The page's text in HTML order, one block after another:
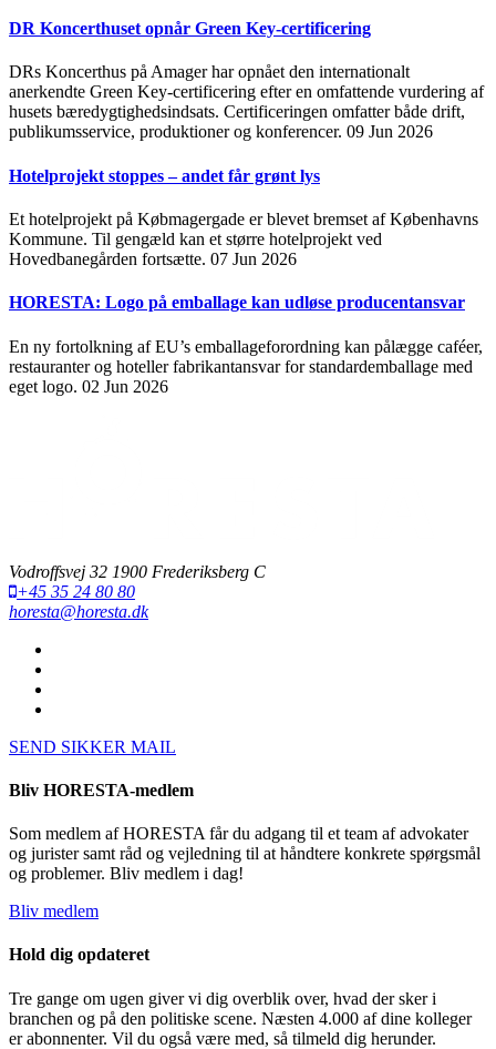
DR Koncerthuset opnår Green Key-certificering
DRs Koncerthus på Amager har opnået den internationalt
anerkendte Green Key-certificering efter en omfattende vurdering af
husets bæredygtighedsindsats. Certificeringen omfatter både drift,
publikumsservice, produktioner og konferencer. 09 Jun 2026
Hotelprojekt stoppes – andet får grønt lys
Et hotelprojekt på Købmagergade er blevet bremset af Københavns
Kommune. Til gengæld kan et større hotelprojekt ved
Hovedbanegården fortsætte. 07 Jun 2026
HORESTA: Logo på emballage kan udløse producentansvar
En ny fortolkning af EU’s emballageforordning kan pålægge caféer,
restauranter og hoteller fabrikantansvar for standardemballage med
eget logo. 02 Jun 2026
Vodroffsvej 32 1900 Frederiksberg C
+45 35 24 80 80
horesta@horesta.dk
SEND SIKKER MAIL
Bliv HORESTA-medlem
Som medlem af HORESTA får du adgang til et team af advokater
og jurister samt råd og vejledning til at håndtere konkrete spørgsmål
og problemer. Bliv medlem i dag!
Bliv medlem
Hold dig opdateret
Tre gange om ugen giver vi dig overblik over, hvad der sker i
branchen og på den politiske scene. Næsten 4.000 af dine kolleger
er abonnenter. Vil du også være med, så tilmeld dig herunder.